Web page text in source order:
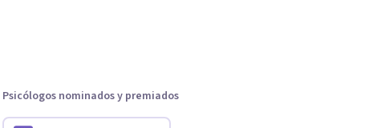
Psicólogos nominados y premiados